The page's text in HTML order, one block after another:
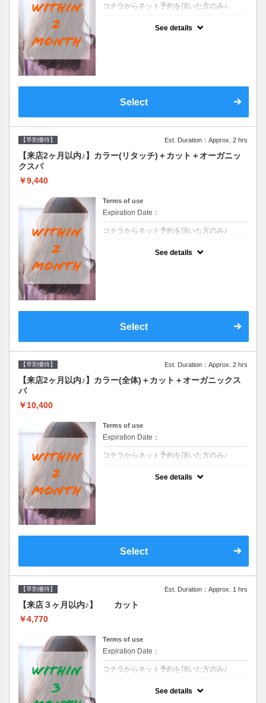
コチラからネット予約を頂いた方のみ♪
See details
Select
【早割優待】 Est. Duration：Approx. 2 hrs
【来店2ヶ月以内♪】カラー(リタッチ)＋カット＋オーガニッ
クスパ
￥9,440
Terms of use
Expiration Date：
コチラからネット予約を頂いた方のみ♪
See details
Select
【早割優待】 Est. Duration：Approx. 2 hrs
【来店2ヶ月以内♪】カラー(全体)＋カット＋オーガニックス
パ
￥10,400
Terms of use
Expiration Date：
コチラからネット予約を頂いた方のみ♪
See details
Select
【早割優待】 Est. Duration：Approx. 1 hrs
【来店３ヶ月以内♪】 カット
￥4,770
Terms of use
Expiration Date：
コチラからネット予約を頂いた方のみ♪
See details